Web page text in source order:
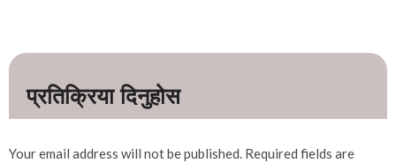
Your email address will not be published. Required fields are